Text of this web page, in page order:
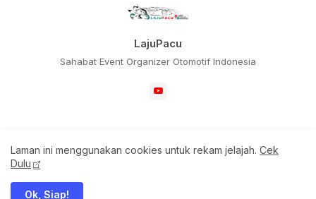
LajuPacu
Sahabat Event Organizer Otomotif Indonesia
Home Redaksi
Laman ini menggunakan cookies untuk rekam jelajah. Cek
Dulu
Ok, Siap!